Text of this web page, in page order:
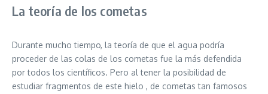
La teoría de los cometas
Durante mucho tiempo, la teoría de que el agua podría
proceder de las colas de los cometas fue la más defendida
por todos los científicos. Pero al tener la posibilidad de
estudiar fragmentos de este hielo , de cometas tan famosos